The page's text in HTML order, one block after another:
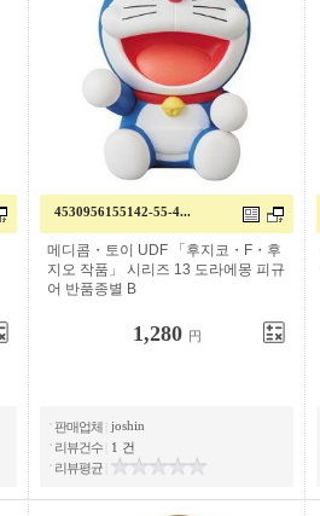
4530956155142-55-4...
메디콤・토이 UDF 「후지코・F・후
지오 작품」 시리즈 13 도라에몽 피규
어 반품종별 B
1,280 円
판매업체 joshin
리뷰건수
1 건
리뷰평균